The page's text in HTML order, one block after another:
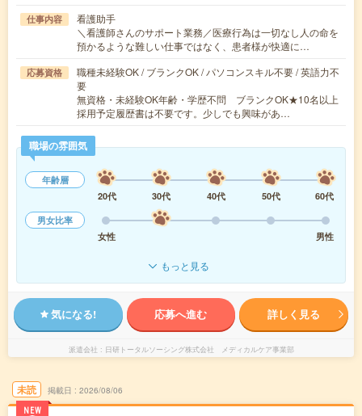
仕事内容
看護助手
＼看護師さんのサポート業務／医療行為は一切なし人の命を
預かるような難しい仕事ではなく、患者様が快適に…
応募資格
職種未経験OK / ブランクOK / パソコンスキル不要 / 英語力不
要
無資格・未経験OK年齢・学歴不問 ブランクOK★10名以上
採用予定履歴書は不要です。少しでも興味があ…
職場の雰囲気
年齢層
20代
30代 40代 50代
60代
男女比率
女性
男性
もっと見る
気になる! 応募へ進む 詳しく見る
派遣会社 日研トータルソーシング株式会社 メディカルケア事業部
未読
NEW
掲載日 2026/08/06